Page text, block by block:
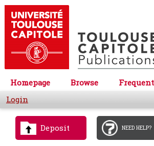
Homepage Browse
Login
Deposit NEED HELP?